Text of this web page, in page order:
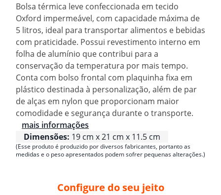
Bolsa térmica leve confeccionada em tecido
Oxford impermeável, com capacidade máxima de
5 litros, ideal para transportar alimentos e bebidas
com praticidade. Possui revestimento interno em
folha de alumínio que contribui para a
conservação da temperatura por mais tempo.
Conta com bolso frontal com plaquinha fixa em
plástico destinada à personalização, além de par
de alças em nylon que proporcionam maior
comodidade e segurança durante o transporte.
mais informações
Dimensões: 19 cm x 21 cm x 11.5 cm
(Esse produto é produzido por diversos fabricantes, portanto as
medidas e o peso apresentados podem sofrer pequenas alterações.)
Configure do seu jeito